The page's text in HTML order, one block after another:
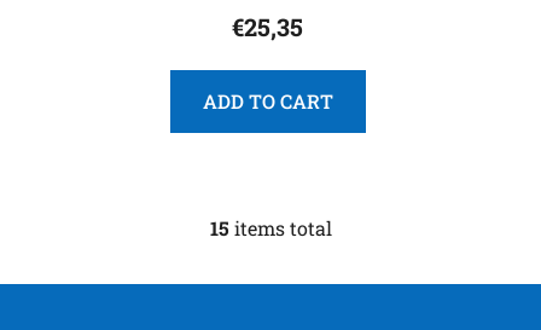
€25,35
ADD TO CART
L
s
15 items total